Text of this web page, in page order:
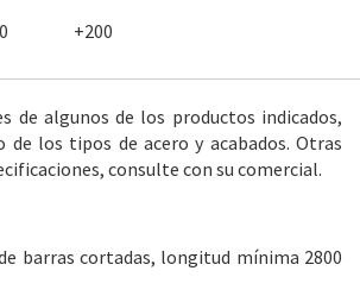
+200
de algunos de los productos indicados,
de los tipos de acero y acabados. Otras
consulte con su comercial.
barras cortadas, longitud mínima 2800